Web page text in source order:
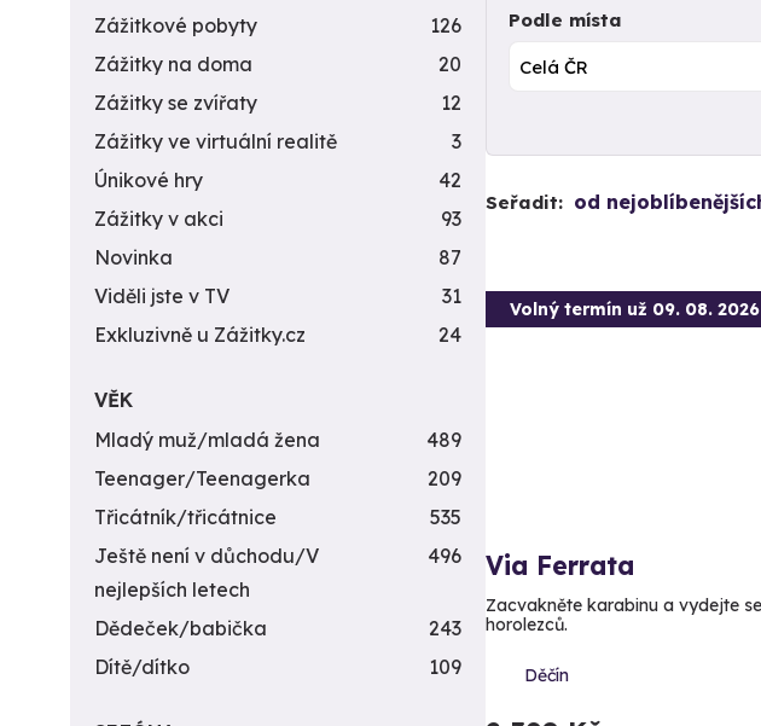
Podle místa
Seřadit: od
Volný termín už 09. 08. 2026
Via Ferrata
Zacvakněte karabinu a vydejte
horolezců.
Děčín
Zážitkové pobyty
126
Zážitky na doma
20
Zážitky se zvířaty
12
Zážitky ve virtuální realitě
3
Únikové hry
42
Zážitky v akci
93
Novinka
87
Viděli jste v TV
31
Exkluzivně u Zážitky.cz
24
VĚK
Mladý muž/mladá žena
489
Teenager/Teenagerka
209
Třicátník/třicátnice
535
Ještě není v důchodu/V
nejlepších letech
496
Dědeček/babička
243
Dítě/dítko
109